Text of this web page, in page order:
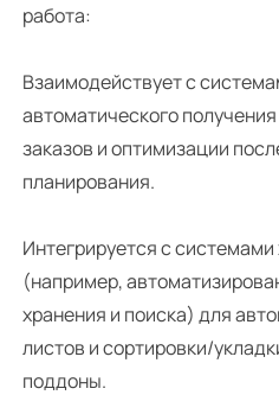
работа:
Взаимодействует с
автоматического
заказов и оптимизации
планирования.
Интегрируется с
(например,
хранения и поиска) для
листов и сортировки/
поддоны.